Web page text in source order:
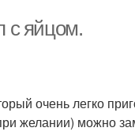
с яйцом.
очень легко
желании) можно